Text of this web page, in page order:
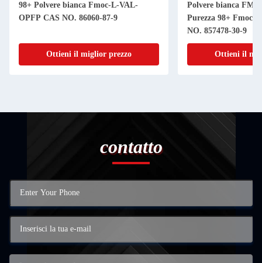
98+ Polvere bianca Fmoc-L-VAL-
OPFP CAS NO. 86060-87-9
Ottieni il miglior prezzo
Polvere bianca
Purezza 98+ Fmoc-
NO. 857478-30-9
Ottieni il
contatto